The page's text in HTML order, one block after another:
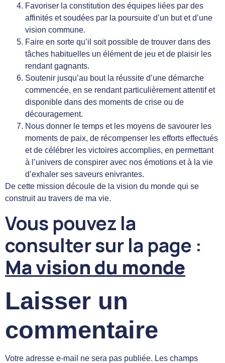
Favoriser la constitution des équipes liées par des
affinités et soudées par la poursuite d’un but et d’une
vision commune.
Faire en sorte qu’il soit possible de trouver dans des
tâches habituelles un élément de jeu et de plaisir les
rendant gagnants.
Soutenir jusqu’au bout la réussite d’une démarche
commencée, en se rendant particulièrement attentif et
disponible dans des moments de crise ou de
découragement.
Nous donner le temps et les moyens de savourer les
moments de paix, de récompenser les efforts effectués
et de célébrer les victoires accomplies, en permettant
à l’univers de conspirer avec nos émotions et à la vie
d’exhaler ses saveurs enivrantes.
De cette mission découle de la vision du monde qui se
construit au travers de ma vie.
Vous pouvez la
consulter sur la page :
Ma vision du monde
Laisser un
commentaire
Votre adresse e-mail ne sera pas publiée. Les champs